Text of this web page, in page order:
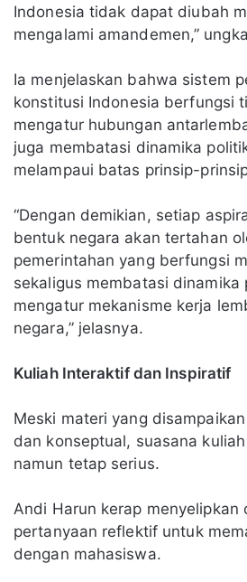
Indonesia tidak dapat diubah
mengalami amandemen,”
Ia menjelaskan bahwa sistem
konstitusi Indonesia berfungsi
mengatur hubungan
juga membatasi dinamika
melampaui batas prinsip-
“Dengan demikian, setiap
bentuk negara akan tertahan
pemerintahan yang berfungsi
sekaligus membatasi dinamika
mengatur mekanisme kerja
negara,” jelasnya.
Kuliah Interaktif dan Inspiratif
Meski materi yang
dan konseptual, suasana
namun tetap serius.
Andi Harun kerap menyelipkan
pertanyaan reflektif untuk
dengan mahasiswa.